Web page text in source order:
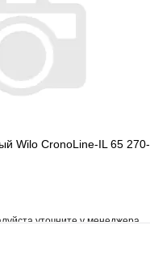
В корзину
Wilo CronoLine-IL 65 270-
уточните у менеджера